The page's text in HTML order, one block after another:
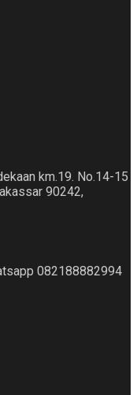
km.19. No.14-15
90242,
082188882994